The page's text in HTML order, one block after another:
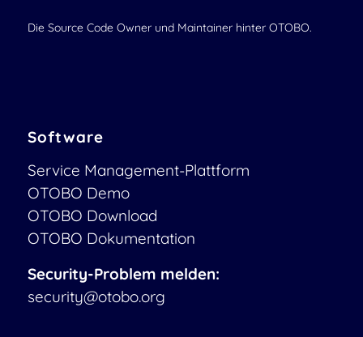
Die Source Code Owner und Maintainer hinter OTOBO.
Software
Service Management-Plattform
OTOBO Demo
OTOBO Download
OTOBO Dokumentation
Security-Problem melden:
security@otobo.org